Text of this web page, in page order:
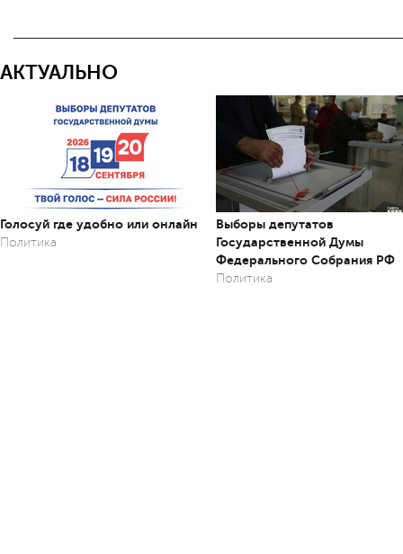
АКТУАЛЬНО
Голосуй где удобно или онлайн
Политика
Выборы депутатов
Государственной Думы
Федерального Собрания РФ
Политика